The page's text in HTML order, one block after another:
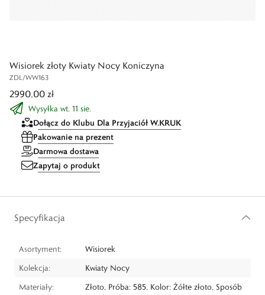
Wisiorek złoty Kwiaty Nocy Koniczyna
ZDL/WW163
2990,00 zł
Wysyłka wt. 11 sie.
Dołącz do Klubu Dla Przyjaciół W.KRUK
Pakowanie na prezent
Darmowa dostawa
Zapytaj o produkt
Specyfikacja
Asortyment:
Wisiorek
Kolekcja:
Kwiaty Nocy
Materiały:
Złoto, Próba: 585, Kolor: Żółte złoto, Sposób